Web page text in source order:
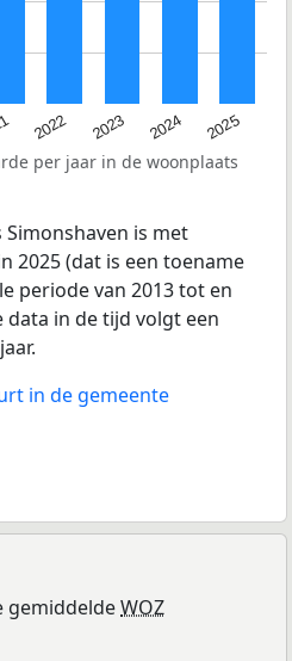
2022 2023 2024 2025
per jaar in de woonplaats
is met
2025 (dat is een toename
periode van 2013 tot en
data in de tijd volgt een
in de gemeente
gemiddeldeWOZ